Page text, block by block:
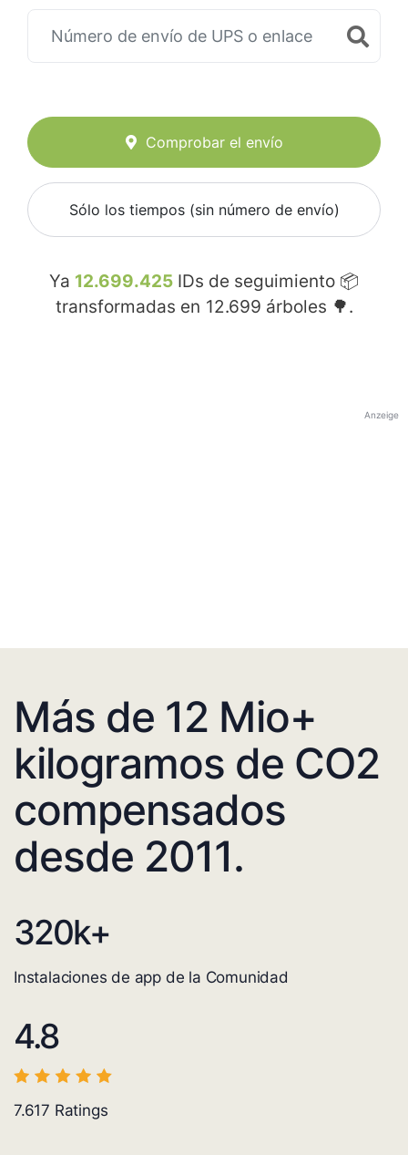
Comprobar el envío
Sólo los tiempos (sin número de envío)
Ya 12.699.425 IDs de seguimiento 📦
transformadas en 12.699 árboles 🌳.
Anzeige
Más de 12 Mio+
kilogramos de CO2
compensados
desde 2011.
320k+
Instalaciones de app de la Comunidad
4.8
7.617 Ratings